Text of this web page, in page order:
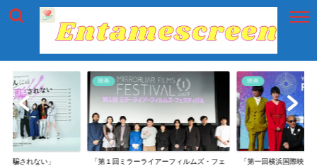
は騙されない」
映画
「第１回ミラーライアーフィルムズ・フェ
映画
「第一回横浜国際映画